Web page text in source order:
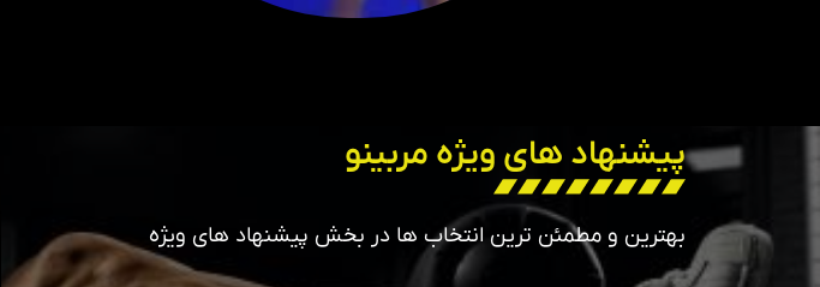
پیشنهاد های ویژه مربینو
بهترین و مطمئن ترین انتخاب ها در بخش پیشنهاد های ویژه